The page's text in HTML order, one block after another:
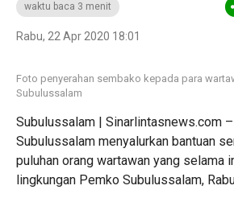
waktu baca 3 menit
Rabu, 22 Apr 2020 18:01
Foto penyerahan sembako kepada para
Subulussalam
Subulussalam | Sinarlintasnews.com
Subulussalam menyalurkan bantuan
puluhan orang wartawan yang selama
lingkungan Pemko Subulussalam,